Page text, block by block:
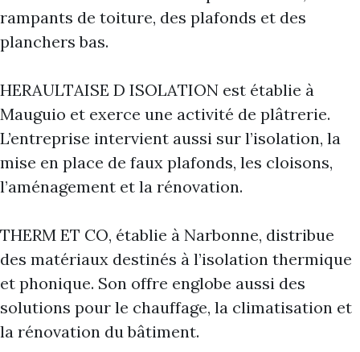
rampants de toiture, des plafonds et des
planchers bas.
HERAULTAISE D ISOLATION est établie à
Mauguio et exerce une activité de plâtrerie.
L’entreprise intervient aussi sur l’isolation, la
mise en place de faux plafonds, les cloisons,
l’aménagement et la rénovation.
THERM ET CO, établie à Narbonne, distribue
des matériaux destinés à l’isolation thermique
et phonique. Son offre englobe aussi des
solutions pour le chauffage, la climatisation et
la rénovation du bâtiment.